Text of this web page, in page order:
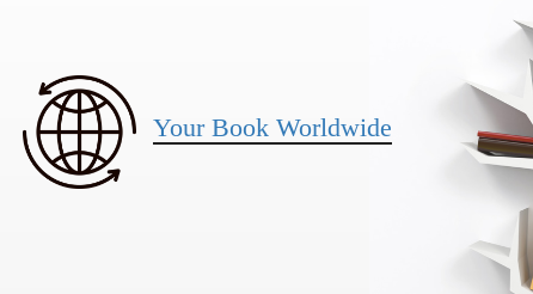
Your Book Worldwide